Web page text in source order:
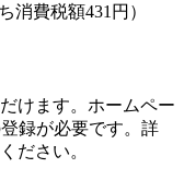
消費税額431円）
けます。ホームペー
録が必要です。詳
ださい。